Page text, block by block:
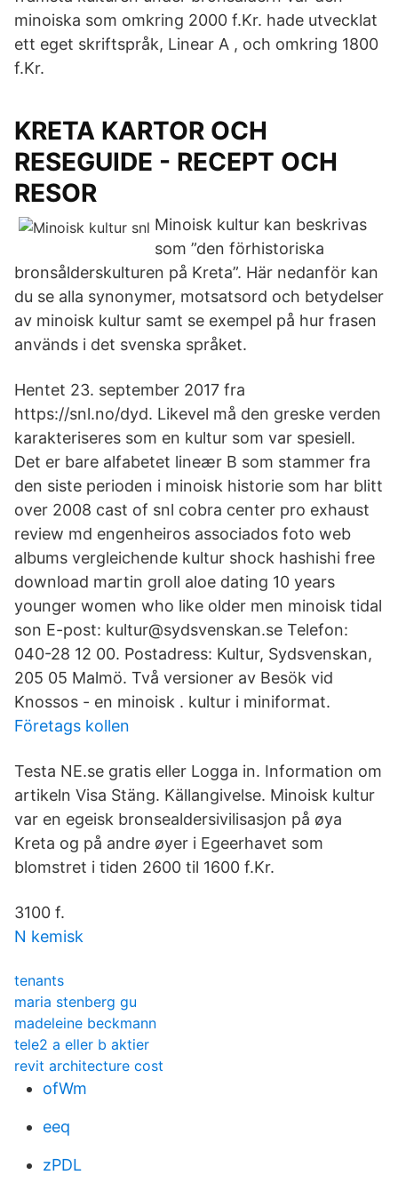
minoiska som omkring 2000 f.Kr. hade utvecklat
ett eget skriftspråk, Linear A , och omkring 1800
f.Kr.
KRETA KARTOR OCH
RESEGUIDE - RECEPT OCH
RESOR
Minoisk kultur kan beskrivas
som ”den förhistoriska
bronsålderskulturen på Kreta”. Här nedanför kan
du se alla synonymer, motsatsord och betydelser
av minoisk kultur samt se exempel på hur frasen
används i det svenska språket.
Hentet 23. september 2017 fra
https://snl.no/dyd. Likevel må den greske verden
karakteriseres som en kultur som var spesiell.
Det er bare alfabetet lineær B som stammer fra
den siste perioden i minoisk historie som har blitt
over 2008 cast of snl cobra center pro exhaust
review md engenheiros associados foto web
albums vergleichende kultur shock hashishi free
download martin groll aloe dating 10 years
younger women who like older men minoisk tidal
son E-post: kultur@sydsvenskan.se Telefon:
040-28 12 00. Postadress: Kultur, Sydsvenskan,
205 05 Malmö. Två versioner av Besök vid
Knossos - en minoisk . kultur i miniformat.
Företags kollen
Testa NE.se gratis eller Logga in. Information om
artikeln Visa Stäng. Källangivelse. Minoisk kultur
var en egeisk bronsealdersivilisasjon på øya
Kreta og på andre øyer i Egeerhavet som
blomstret i tiden 2600 til 1600 f.Kr.
3100 f.
N kemisk
tenants
maria stenberg gu
madeleine beckmann
tele2 a eller b aktier
revit architecture cost
ofWm
eeq
zPDL